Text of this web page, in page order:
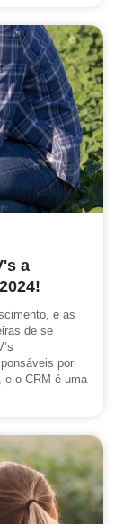
a
e as
de se
por
e o CRM é uma